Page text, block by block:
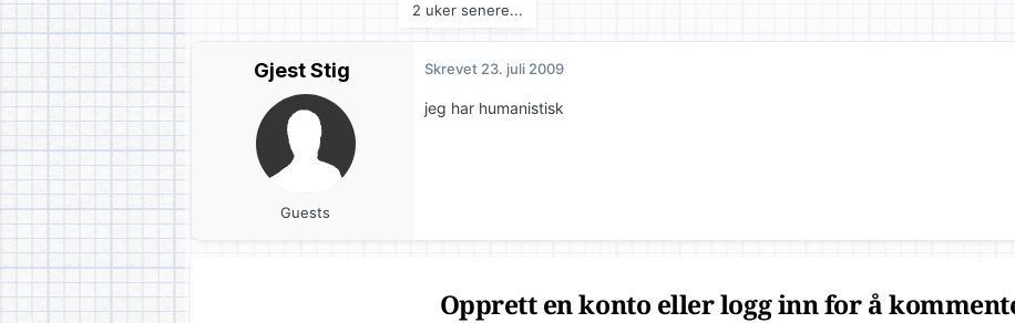
2 uker senere...
Gjest Stig
Guests
Skrevet 23. juli 2009
jeg har humanistisk
Opprett en konto eller logg inn for å